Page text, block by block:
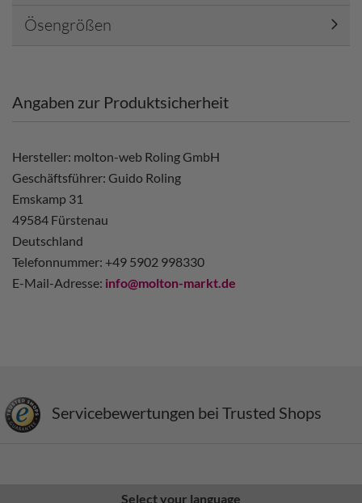
Ösengrößen
Angaben zur Produktsicherheit
Hersteller: molton-web Roling GmbH
Geschäftsführer: Guido Roling
Emskamp 31
49584 Fürstenau
Deutschland
Telefonnummer: +49 5902 998330
E-Mail-Adresse: info@molton-markt.de
Servicebewertungen bei Trusted Shops
Select your language